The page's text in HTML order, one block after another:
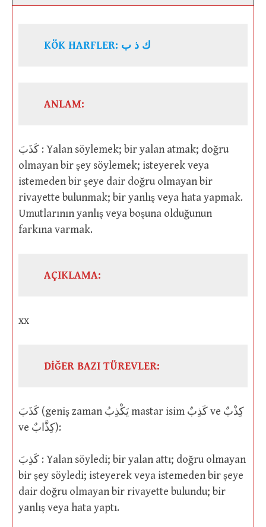
KÖK HARFLER: ك ذ ب
ANLAM:
كَذَبَ : Yalan söylemek; bir yalan atmak; doğru
olmayan bir şey söylemek; isteyerek veya
istemeden bir şeye dair doğru olmayan bir
rivayette bulunmak; bir yanlış veya hata yapmak.
Umutlarının yanlış veya boşuna olduğunun
farkına varmak.
AÇIKLAMA:
xx
DİĞER BAZI TÜREVLER:
كَذَبَ (geniş zaman يَكْذِبُ mastar isim كَذِبٌ ve كِذْبٌ
ve كِذَّابٌ):
كَذِبَ : Yalan söyledi; bir yalan attı; doğru olmayan
bir şey söyledi; isteyerek veya istemeden bir şeye
dair doğru olmayan bir rivayette bulundu; bir
yanlış veya hata yaptı.